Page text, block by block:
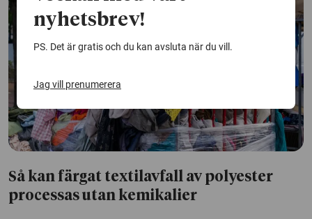
Så kan färgat textilavfall av polyester
processas utan kemikalier
nyhetsbrev!
PS. Det är gratis och du kan avsluta när du vill.
Jag vill prenumerera